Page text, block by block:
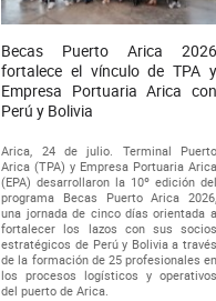
Becas Puerto Arica 2026
fortalece el vínculo de TPA y
Empresa Portuaria Arica con
Perú y Bolivia
Arica, 24 de julio. Terminal Puerto
Arica (TPA) y Empresa Portuaria Arica
(EPA) desarrollaron la 10º edición del
programa Becas Puerto Arica 2026,
una jornada de cinco días orientada a
fortalecer los lazos con sus socios
estratégicos de Perú y Bolivia a través
de la formación de 25 profesionales en
los procesos logísticos y operativos
del puerto de Arica.